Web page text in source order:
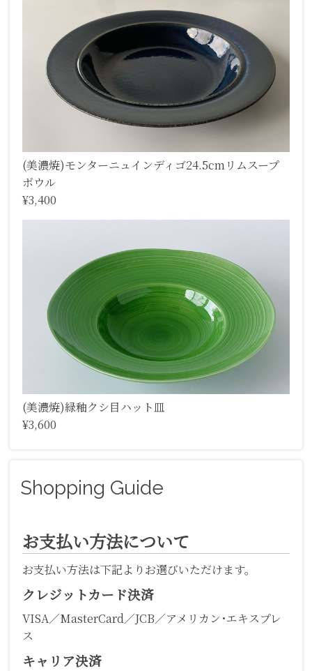
(美濃焼)モンターニュインディゴ24.5cmリムスープ
ボウル
¥3,400
(美濃焼)緑釉クシ目ハット皿
¥3,600
Shopping Guide
お支払い方法について
お支払い方法は下記よりお選びいただけます。
クレジットカード決済
VISA／MasterCard／JCB／アメリカン･エキスプレ
ス
キャリア決済